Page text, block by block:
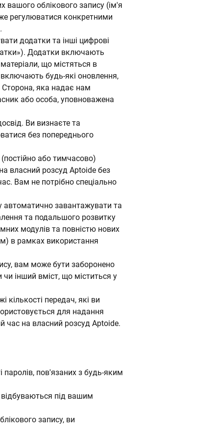
вашого облікового запису (ім'я
регулюватися конкретними
додатки та інші цифрові
Додатки включають
що містяться в
будь-які оновлення,
Сторона, яка надає нам
або особа, уповноважена
Ви визнаєте та
без попереднього
або тимчасово)
власний розсуд Aptoide без
Вам не потрібно спеціально
автоматично завантажувати та
та подальшого розвитку
модулів та повністю нових
в рамках використання
вам може бути заборонено
інший вміст, що міститься у
кількості передач, які ви
для надання
час на власний розсуд Aptoide.
паролів, пов'язаних з будь-яким
відбуваються під вашим
запису, ви